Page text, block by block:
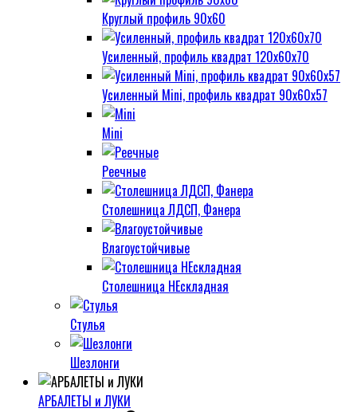
Круглый профиль 90х60
Усиленный, профиль квадрат 120х60х70
Усиленный Mini, профиль квадрат 90х60х57
Mini
Реечные
Столешница ЛДСП, Фанера
Влагоустойчивые
Столешница НЕскладная
Стулья
Шезлонги
АРБАЛЕТЫ и ЛУКИ